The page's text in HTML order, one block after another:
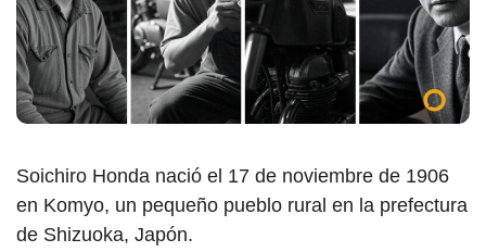
Soichiro Honda nació el 17 de noviembre de 1906
en Komyo, un pequeño pueblo rural en la prefectura
de Shizuoka, Japón.